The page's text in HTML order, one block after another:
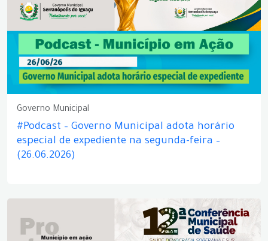
Governo Municipal
#Podcast – Governo Municipal adota horário
especial de expediente na segunda-feira –
(26.06.2026)